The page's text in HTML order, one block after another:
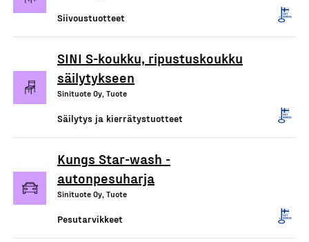
Siivoustuotteet
SINI S-koukku, ripustuskoukku
säilytykseen
Sinituote Oy, Tuote
Säilytys ja kierrätystuotteet
Kungs Star-wash -
autonpesuharja
Sinituote Oy, Tuote
Pesutarvikkeet